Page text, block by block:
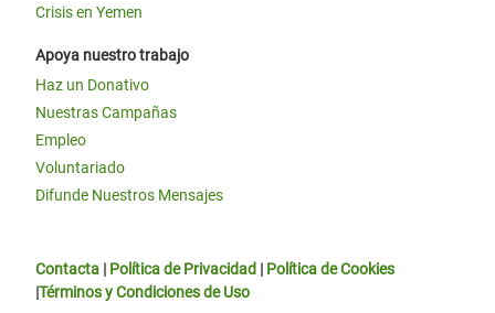
Crisis en Yemen
Apoya nuestro trabajo
Haz un Donativo
Nuestras Campañas
Empleo
Voluntariado
Difunde Nuestros Mensajes
Contacta | Política de Privacidad | Política de Cookies
|Términos y Condiciones de Uso